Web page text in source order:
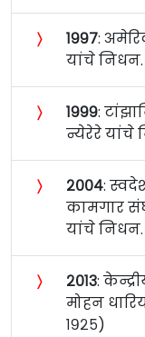
〉 १९९७:
यांचे निधन.
〉 १९९९:
न्येरेरे यांचे
〉 २००४:
कामगार
यांचे निधन.
〉 २०१३:
मोहन
१९२५)